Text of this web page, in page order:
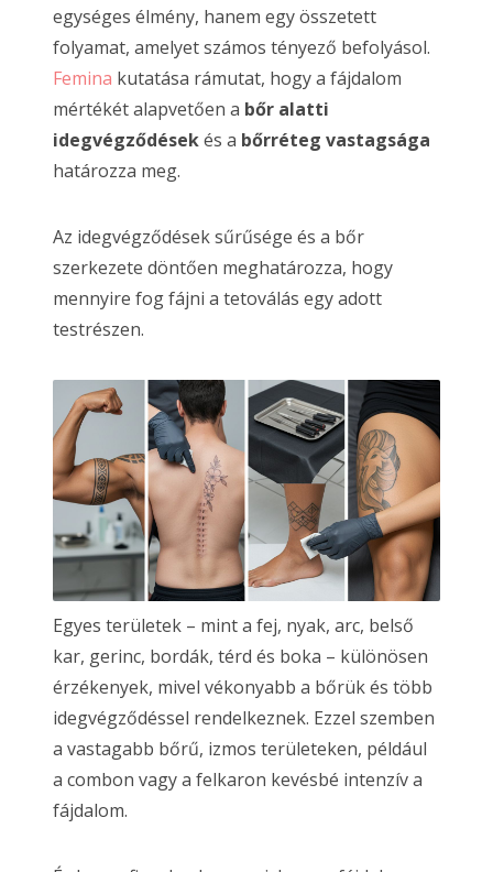
egységes élmény, hanem egy összetett
folyamat, amelyet számos tényező befolyásol.
Femina kutatása rámutat, hogy a fájdalom
mértékét alapvetően a bőr alatti
idegvégződésekés a bőrréteg vastagsága
határozza meg.
Az idegvégződések sűrűsége és a bőr
szerkezete döntően meghatározza, hogy
mennyire fog fájni a tetoválás egy adott
testrészen.
Egyes területek – mint a fej, nyak, arc, belső
kar, gerinc, bordák, térd és boka – különösen
érzékenyek, mivel vékonyabb a bőrük és több
idegvégződéssel rendelkeznek. Ezzel szemben
a vastagabb bőrű, izmos területeken, például
a combon vagy a felkaron kevésbé intenzív a
fájdalom.